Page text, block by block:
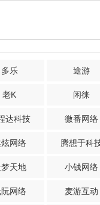
多乐 途游
老K 闲徕
达科技 微番网络
炫网络 腾想于科
天地 小钱网络
网络 麦游互动